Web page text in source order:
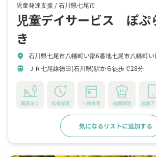
児童発達支援 /石川県七尾市
児童デイサービス ぽ
き
location_on 石川県七尾市八幡町い部6番地七尾市八幡町
train ＪＲ七尾線徳田(石川県)駅から徒歩で28分
園庭あり 延長保育 一時保育 自園調理 連絡ア
気になるリストに追加する